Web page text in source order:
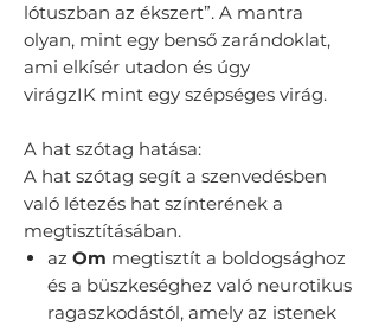
lótuszban az ékszert”. A mantra
olyan, mint egy benső zarándoklat,
ami elkísér utadon és úgy
virágzIK mint egy szépséges virág.
A hat szótag hatása:
A hat szótag segít a szenvedésben
való létezés hat színterének a
megtisztításában.
az Om megtisztít a boldogsághoz
és a büszkeséghez való neurotikus
ragaszkodástól, amely az istenek